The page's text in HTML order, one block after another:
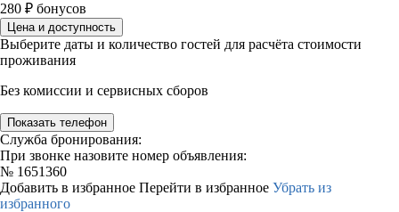
280 ₽ бонусов
Цена и доступность
Выберите даты и количество гостей для расчёта стоимости
проживания
Без комиссии и сервисных сборов
Показать телефон
Служба бронирования:
При звонке назовите номер объявления:
№ 1651360
Добавить в избранное Перейти в избранное Убрать из
избранного